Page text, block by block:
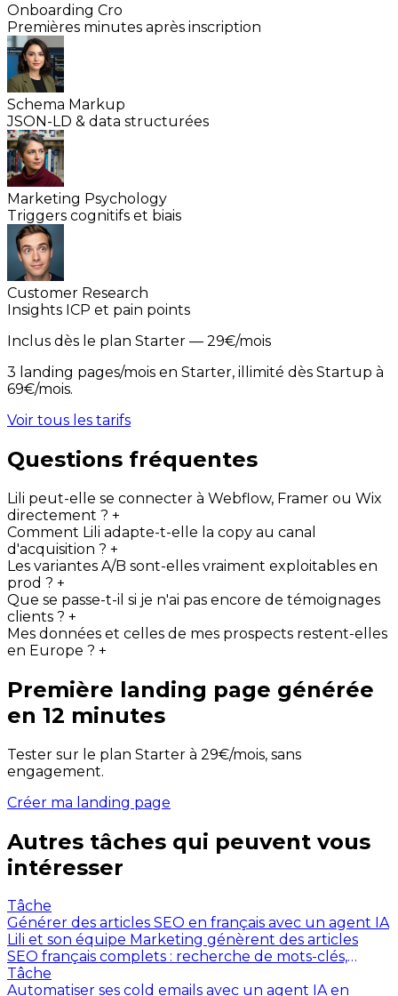
Onboarding Cro
Premières minutes après inscription
Schema Markup
JSON-LD & data structurées
Marketing Psychology
Triggers cognitifs et biais
Customer Research
Insights ICP et pain points
Inclus dès le plan Starter — 29€/mois
3 landing pages/mois en Starter, illimité dès Startup à
69€/mois.
Voir tous les tarifs
Questions fréquentes
Lili peut-elle se connecter à Webflow, Framer ou Wix
directement ? +
Comment Lili adapte-t-elle la copy au canal
d'acquisition ? +
Les variantes A/B sont-elles vraiment exploitables en
prod ? +
Que se passe-t-il si je n'ai pas encore de témoignages
clients ? +
Mes données et celles de mes prospects restent-elles
en Europe ? +
Première landing page générée
en 12 minutes
Tester sur le plan Starter à 29€/mois, sans
engagement.
Créer ma landing page
Autres tâches qui peuvent vous
intéresser
Tâche
Générer des articles SEO en français avec un agent IA
Lili et son équipe Marketing génèrent des articles
SEO français complets : recherche de mots-clés,
structure H1-H3, méta optimisés, maillage interne
automatique, JSON-LD.
Tâche
Automatiser ses cold emails avec un agent IA en